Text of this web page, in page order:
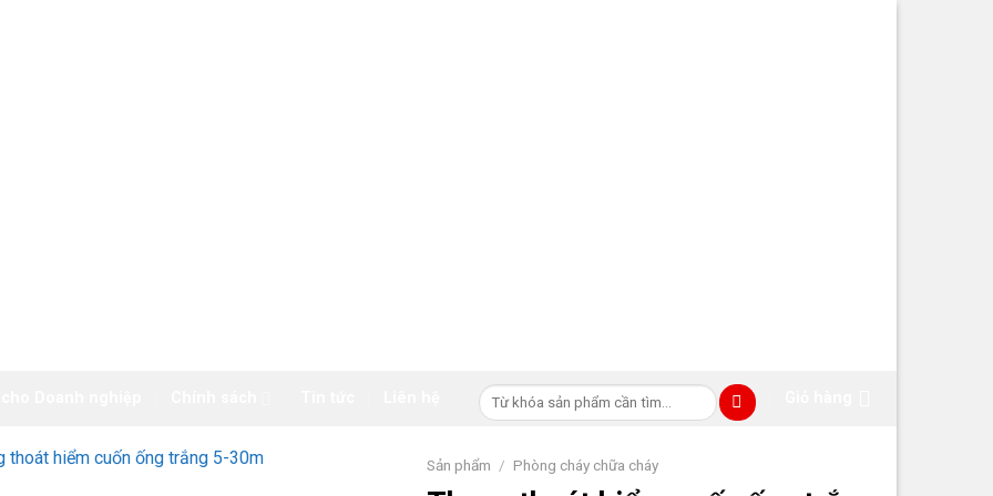
Tìm
kiếm:
Sản phẩm / Phòng cháy chữa cháy